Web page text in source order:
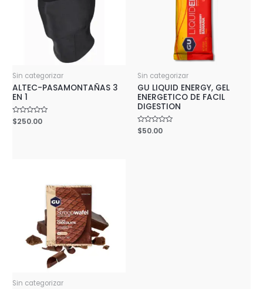
Sin categorizar
ALTEC-PASAMONTAÑAS 3
EN 1
Rated
0
$250.00
Sin categorizar
GU LIQUID ENERGY, GEL
ENERGETICO DE FACIL
DIGESTION
Rated
0
$50.00
Sin categorizar